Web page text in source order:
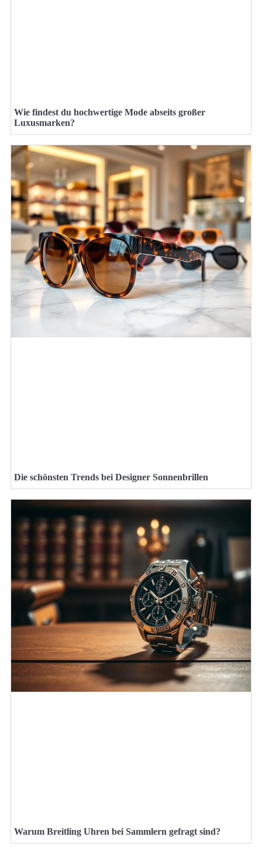
Wie findest du hochwertige Mode abseits großer
Luxusmarken?
Die schönsten Trends bei Designer Sonnenbrillen
Warum Breitling Uhren bei Sammlern gefragt sind?